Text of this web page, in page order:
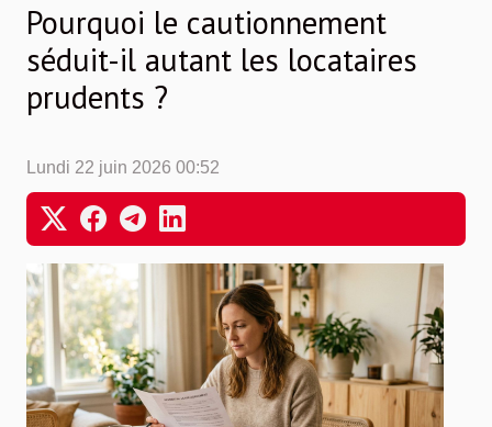
Pourquoi le cautionnement
séduit-il autant les locataires
prudents ?
Lundi 22 juin 2026 00:52